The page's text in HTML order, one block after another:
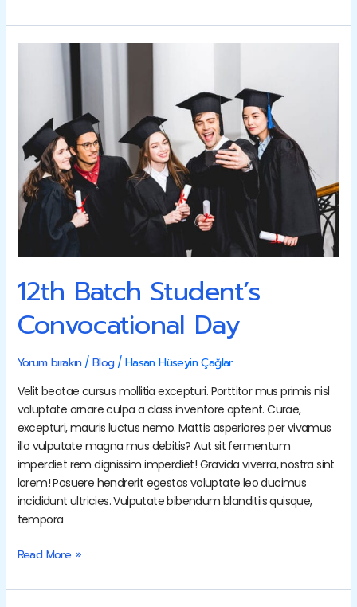
12th Batch Student’s
Convocational Day
Yorum bırakın / Blog/ Hasan Hüseyin Çağlar
Velit beatae cursus mollitia excepturi. Porttitor mus primis nisl
voluptate ornare culpa a class inventore aptent. Curae,
excepturi, mauris luctus nemo. Mattis asperiores per vivamus
illo vulputate magna mus debitis? Aut sit fermentum
imperdiet rem dignissim imperdiet! Gravida viverra, nostra sint
lorem! Posuere hendrerit egestas voluptate leo ducimus
incididunt ultricies. Vulputate bibendum blanditiis quisque,
tempora
12th
Convocational
Read More »